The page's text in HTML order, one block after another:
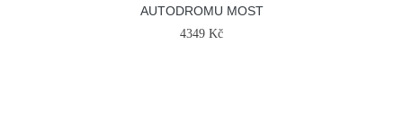
AUTODROMU MOST
4349 Kč